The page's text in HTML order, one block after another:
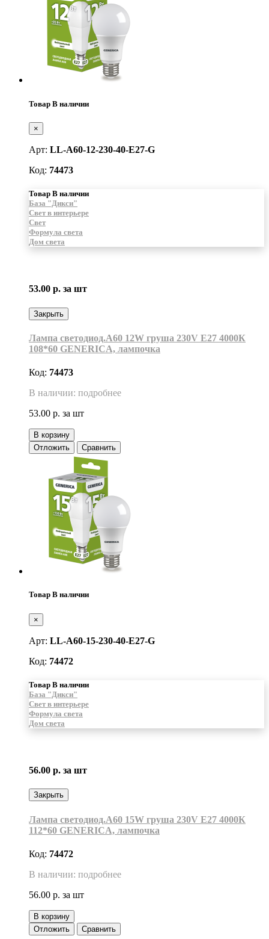
Товар В наличии
×
Арт: LL-A60-12-230-40-E27-G
Код: 74473
Товар В наличии
База "Дикси"
Свет в интерьере
Свет
Формула света
Дом света
53.00 р. за шт
Закрыть
Лампа светодиод.А60 12W груша 230V E27 4000К
108*60 GENERICA, лампочка
Код: 74473
В наличии: подробнее
53.00 р. за шт
В корзину
Отложить
Сравнить
Товар В наличии
×
Арт: LL-A60-15-230-40-E27-G
Код: 74472
Товар В наличии
База "Дикси"
Свет в интерьере
Формула света
Дом света
56.00 р. за шт
Закрыть
Лампа светодиод.А60 15W груша 230V E27 4000К
112*60 GENERICA, лампочка
Код: 74472
В наличии: подробнее
56.00 р. за шт
В корзину
Отложить
Сравнить